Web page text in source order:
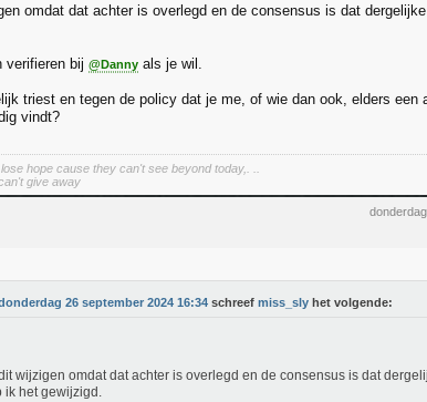
omdat dat achter is overlegd en de consensus is dat
verifieren bij @Danny als je wil.
triest en tegen de policy dat je me, of wie dan ook, elders
vindt?
hope cause they can't see beyond today,. ..
give away
26 september 2024 16:34 schreef miss_sly het volgende:
wijzigen omdat dat achter is overlegd en de consensus is dat
ik het gewijzigd.